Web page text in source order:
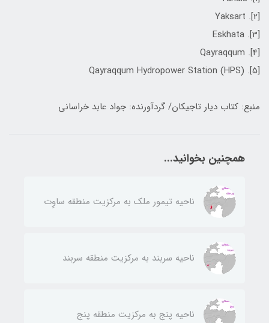
[2]. Yaksart
[3]. Eskhata
[4]. Qayraqqum
[5]. Qayraqqum Hydropower Station (HPS)
منبع: کتاب دیار تاجیکان/ گردآورنده: جواد عابد خراسانی
همچنین بخوانید...
ناحيه تيمور ملك به مركزيت منطقه ساوِت
ناحيه سربند به مركزيت منطقه سربند
ناحيه پنج به مركزيت منطقه پنج